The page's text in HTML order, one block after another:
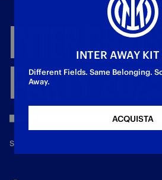
INTER
PARTY
SOCIETÀ
INTER AWAY
Different Fields. Same Belonging.
Away.
ACQUISTA